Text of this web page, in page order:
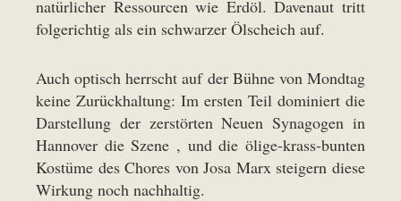
natürlicher Ressourcen wie Erdöl. Davenaut tritt
folgerichtig als ein schwarzer Ölscheich auf.
Auch optisch herrscht auf der Bühne von Mondtag
keine Zurückhaltung: Im ersten Teil dominiert die
Darstellung der zerstörten Neuen Synagogen in
Hannover die Szene , und die ölige-krass-bunten
Kostüme des Chores von Josa Marx steigern diese
Wirkung noch nachhaltig.